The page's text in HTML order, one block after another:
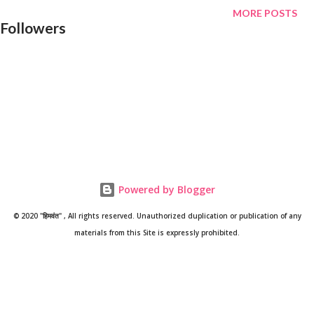
सामुदायिक स्वास्थ्य केंद्र चौंड लेकर पहुंचे, जहां चिकित्सक ने उसे मृत घोषित कर
दिया। डा. आशुतोष ने बताया कि अस्पताल पहुंचने से पहले ही युवक की मौत हो चुकी
MORE POSTS
Followers
Powered by Blogger
© 2020 "हिमवंत" , All rights reserved. Unauthorized duplication or publication of any
materials from this Site is expressly prohibited.